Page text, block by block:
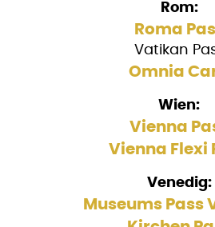
Rom:
Roma
Vatikan
Omnia
Wien:
Vienna
Vienna Flexi
Venedig:
Museums Pass